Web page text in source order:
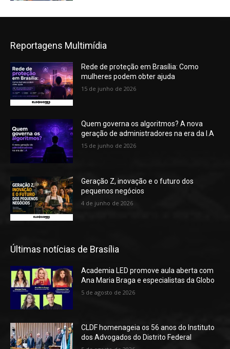
Reportagens Multimídia
Rede de proteção em Brasília: Como
mulheres podem obter ajuda
15 de junho de 2026
Quem governa os algoritmos? A nova
geração de administradores na era da I.A
15 de junho de 2026
Geração Z, inovação e o futuro dos
pequenos negócios
4 de junho de 2026
Últimas notícias de Brasília
Academia LED promove aula aberta com
Ana Maria Braga e especialistas da Globo
5 de agosto de 2026
CLDF homenageia os 56 anos do Instituto
dos Advogados do Distrito Federal